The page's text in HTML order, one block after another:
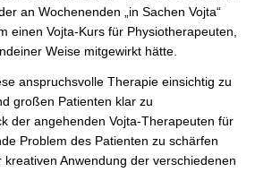
an Wochenenden „in Sachen Vojta“
einen Vojta-Kurs für Physiotherapeuten,
Weise mitgewirkt hätte.
anspruchsvolle Therapie einsichtig zu
großen Patienten klar zu
der angehenden Vojta-Therapeuten für
Problem des Patienten zu schärfen
Anwendung der verschiedenen